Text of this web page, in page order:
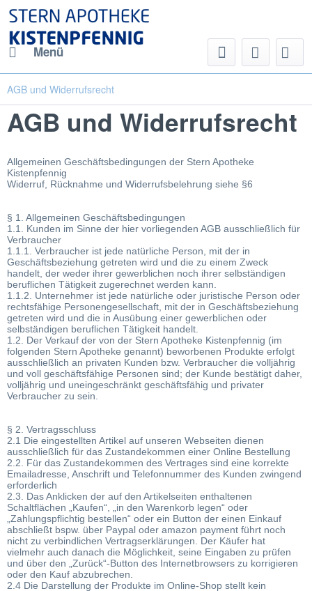
Menü
AGB und Widerrufsrecht
AGB und Widerrufsrecht
Allgemeinen Geschäftsbedingungen der Stern Apotheke
Kistenpfennig
Widerruf, Rücknahme und Widerrufsbelehrung siehe §6
§ 1. Allgemeinen Geschäftsbedingungen
1.1. Kunden im Sinne der hier vorliegenden AGB ausschließlich für
Verbraucher
1.1.1. Verbraucher ist jede natürliche Person, mit der in
Geschäftsbeziehung getreten wird und die zu einem Zweck
handelt, der weder ihrer gewerblichen noch ihrer selbständigen
beruflichen Tätigkeit zugerechnet werden kann.
1.1.2. Unternehmer ist jede natürliche oder juristische Person oder
rechtsfähige Personengesellschaft, mit der in Geschäftsbeziehung
getreten wird und die in Ausübung einer gewerblichen oder
selbständigen beruflichen Tätigkeit handelt.
1.2. Der Verkauf der von der Stern Apotheke Kistenpfennig (im
folgenden Stern Apotheke genannt) beworbenen Produkte erfolgt
ausschließlich an privaten Kunden bzw. Verbraucher die volljährig
und voll geschäftsfähige Personen sind; der Kunde bestätigt daher,
volljährig und uneingeschränkt geschäftsfähig und privater
Verbraucher zu sein.
§ 2. Vertragsschluss
2.1 Die eingestellten Artikel auf unseren Webseiten dienen
ausschließlich für das Zustandekommen einer Online Bestellung
2.2. Für das Zustandekommen des Vertrages sind eine korrekte
Emailadresse, Anschrift und Telefonnummer des Kunden zwingend
erforderlich
2.3. Das Anklicken der auf den Artikelseiten enthaltenen
Schaltflächen „Kaufen“, „in den Warenkorb legen“ oder
„Zahlungspflichtig bestellen“ oder ein Button der einen Einkauf
abschließt bspw. über Paypal oder amazon payment führt noch
nicht zu verbindlichen Vertragserklärungen. Der Käufer hat
vielmehr auch danach die Möglichkeit, seine Eingaben zu prüfen
und über den „Zurück“-Button des Internetbrowsers zu korrigieren
oder den Kauf abzubrechen.
2.4 Die Darstellung der Produkte im Online-Shop stellt kein